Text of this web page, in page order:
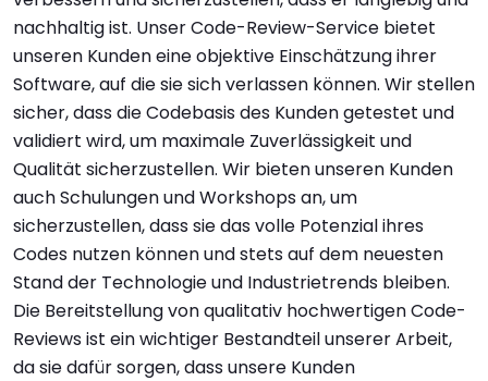
nachhaltig ist. Unser Code-Review-Service bietet
unseren Kunden eine objektive Einschätzung ihrer
Software, auf die sie sich verlassen können. Wir stellen
sicher, dass die Codebasis des Kunden getestet und
validiert wird, um maximale Zuverlässigkeit und
Qualität sicherzustellen. Wir bieten unseren Kunden
auch Schulungen und Workshops an, um
sicherzustellen, dass sie das volle Potenzial ihres
Codes nutzen können und stets auf dem neuesten
Stand der Technologie und Industrietrends bleiben.
Die Bereitstellung von qualitativ hochwertigen Code-
Reviews ist ein wichtiger Bestandteil unserer Arbeit,
da sie dafür sorgen, dass unsere Kunden